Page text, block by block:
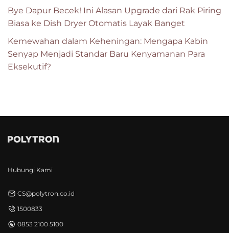
Bye Dapur Becek! Ini Alasan Upgrade dari Rak Piring
Biasa ke Dish Dryer Otomatis Layak Banget
Kemewahan dalam Keheningan: Mengapa Kabin
Senyap Menjadi Standar Baru Kenyamanan Para
Eksekutif?
Hubungi Kami
CS@polytron.co.id
1500833
0853 2100 5100